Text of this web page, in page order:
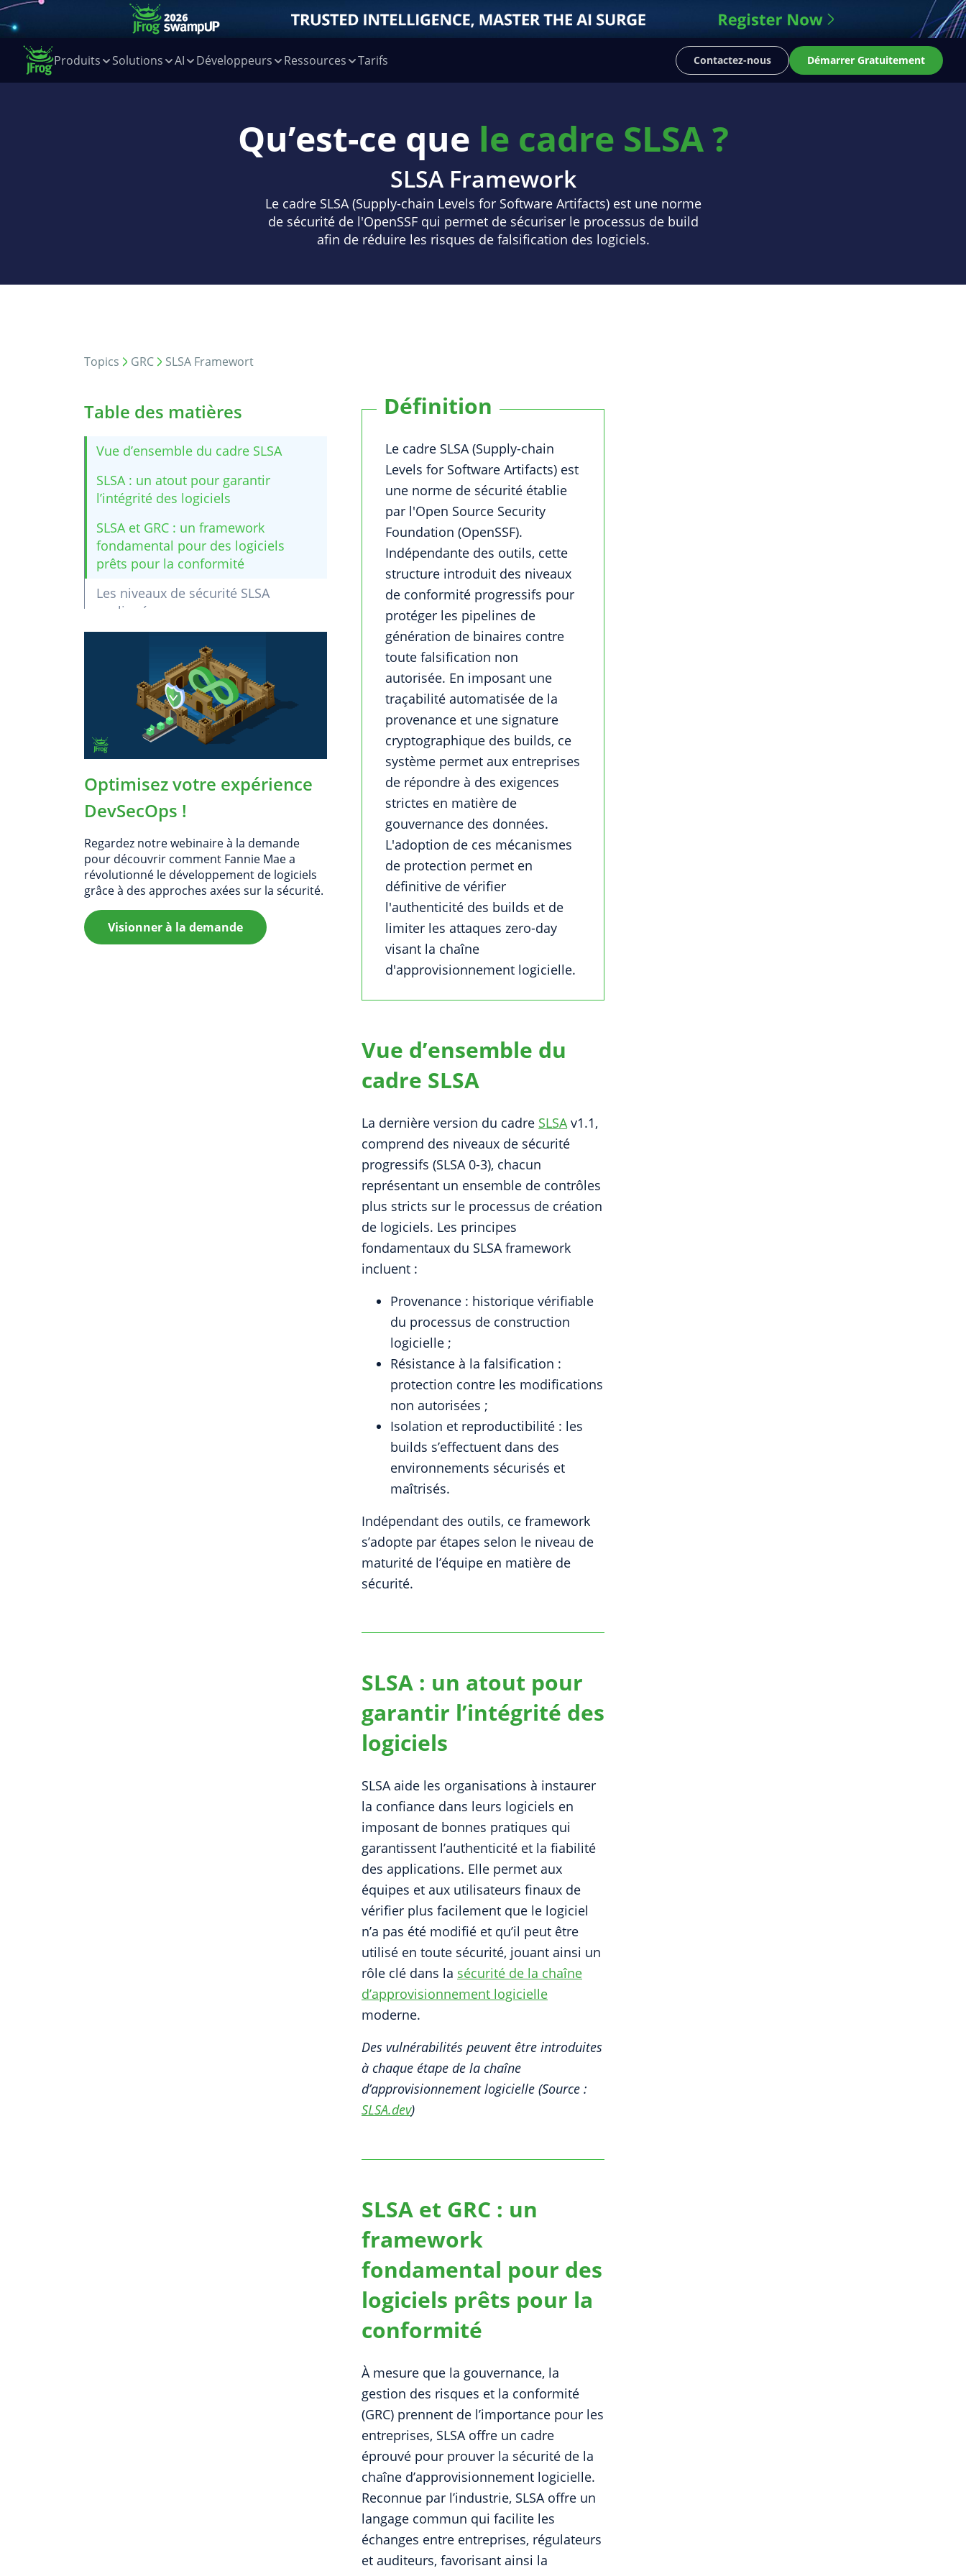
Produits Solutions AI Développeurs Ressources Tarifs Contactez-nous Démarrer Gratuitement
Qu’est-ce que le cadre SLSA ?
SLSA Framework
Le cadre SLSA (Supply-chain Levels for Software Artifacts) est une norme
de sécurité de l'OpenSSF qui permet de sécuriser le processus de build
afin de réduire les risques de falsification des logiciels.
Topics GRC SLSA Framewort
Table des matières
Vue d’ensemble du cadre SLSA
SLSA : un atout pour garantir
l’intégrité des logiciels
SLSA et GRC : un framework
fondamental pour des logiciels
prêts pour la conformité
Les niveaux de sécurité SLSA
expliqués
œuvre du SLSA
Comment JFrog facilite l’application
du cadre SLSA
Optimisez votre expérience
DevSecOps !
Regardez notre webinaire à la demande
pour découvrir comment Fannie Mae a
révolutionné le développement de logiciels
grâce à des approches axées sur la sécurité.
Visionner à la demande
Définition
Le cadre SLSA (Supply-chain
Levels for Software Artifacts) est
une norme de sécurité établie
par l'Open Source Security
Foundation (OpenSSF).
Indépendante des outils, cette
structure introduit des niveaux
de conformité progressifs pour
protéger les pipelines de
génération de binaires contre
toute falsification non
autorisée. En imposant une
traçabilité automatisée de la
provenance et une signature
cryptographique des builds, ce
système permet aux entreprises
de répondre à des exigences
strictes en matière de
gouvernance des données.
L'adoption de ces mécanismes
de protection permet en
définitive de vérifier
l'authenticité des builds et de
limiter les attaques zero-day
visant la chaîne
d'approvisionnement logicielle.
Vue d’ensemble du
cadre SLSA
La dernière version du cadre SLSAv1.1,
comprend des niveaux de sécurité
progressifs (SLSA 0-3), chacun
représentant un ensemble de contrôles
plus stricts sur le processus de création
de logiciels. Les principes
fondamentaux du SLSA framework
incluent :
Provenance : historique vérifiable
du processus de construction
logicielle ;
Résistance à la falsification :
protection contre les modifications
non autorisées ;
Isolation et reproductibilité : les
builds s’effectuent dans des
environnements sécurisés et
maîtrisés.
Indépendant des outils, ce framework
s’adopte par étapes selon le niveau de
maturité de l’équipe en matière de
sécurité.
SLSA : un atout pour
garantir l’intégrité des
logiciels
SLSA aide les organisations à instaurer
la confiance dans leurs logiciels en
imposant de bonnes pratiques qui
garantissent l’authenticité et la fiabilité
des applications. Elle permet aux
équipes et aux utilisateurs finaux de
vérifier plus facilement que le logiciel
n’a pas été modifié et qu’il peut être
utilisé en toute sécurité, jouant ainsi un
rôle clé dans la sécurité de la chaîne
d’approvisionnement logicielle
moderne.
Des vulnérabilités peuvent être introduites
à chaque étape de la chaîne
d’approvisionnement logicielle (Source :
SLSA.dev)
SLSA et GRC : un
framework
fondamental pour des
logiciels prêts pour la
conformité
À mesure que la gouvernance, la
gestion des risques et la conformité
(GRC) prennent de l’importance pour les
entreprises, SLSA offre un cadre
éprouvé pour prouver la sécurité de la
chaîne d’approvisionnement logicielle.
Reconnue par l’industrie, SLSA offre un
langage commun qui facilite les
échanges entre entreprises, régulateurs
et auditeurs, favorisant ainsi la